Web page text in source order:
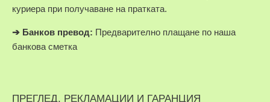
куриера при получаване на пратката.
➔ Банков превод: Предварително плащане по наша
банкова сметка
ПРЕГЛЕД, РЕКЛАМАЦИИ И ГАРАНЦИЯ